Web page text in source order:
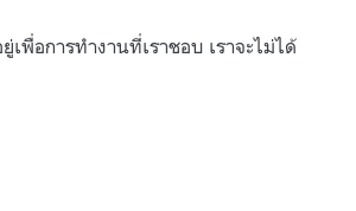
เพื่อการทำงานที่เราชอบ เราจะไม่ได้